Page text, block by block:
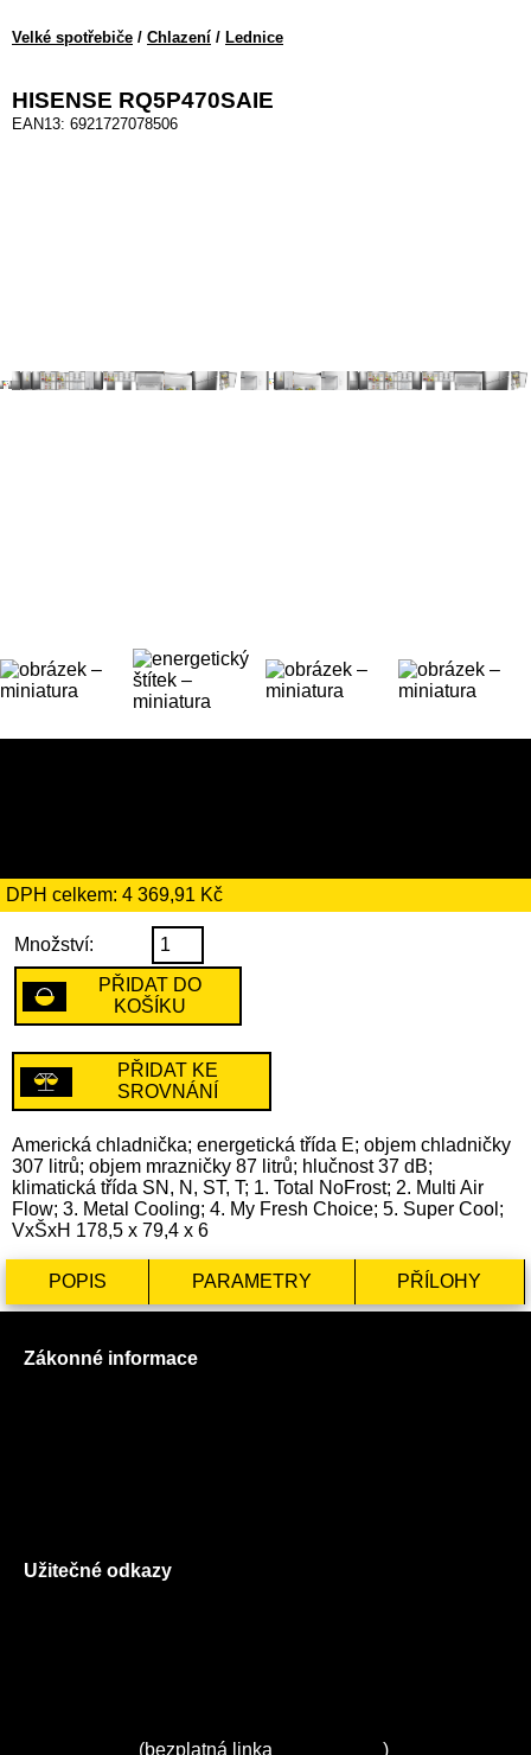
Velké spotřebiče / Chlazení / Lednice
HISENSE RQ5P470SAIE
EAN13: 6921727078506
DPH celkem: 4 369,91 Kč
Množství:
PŘIDAT DO
KOŠÍKU
PŘIDAT KE
SROVNÁNÍ
Americká chladnička; energetická třída E; objem chladničky
307 litrů; objem mrazničky 87 litrů; hlučnost 37 dB;
klimatická třída SN, N, ST, T; 1. Total NoFrost; 2. Multi Air
Flow; 3. Metal Cooling; 4. My Fresh Choice; 5. Super Cool;
VxŠxH 178,5 x 79,4 x 6
POPIS PARAMETRY PŘÍLOHY
Zákonné informace
Užitečné odkazy
(bezplatná linka )